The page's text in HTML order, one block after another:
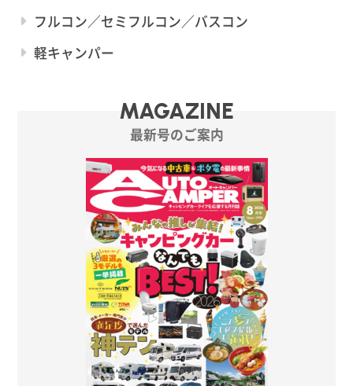
フルコン／セミフルコン／バスコン
軽キャンパー
MAGAZINE
最新号のご案内